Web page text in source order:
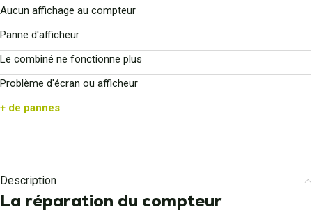
Aucun affichage au compteur
Panne d'afficheur
Le combiné ne fonctionne plus
Problème d'écran ou afficheur
+ de pannes
Description
La réparation du compteur